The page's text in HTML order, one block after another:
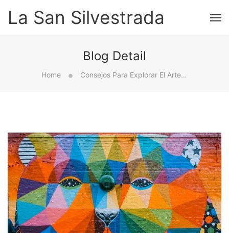
La San Silvestrada
Blog Detail
Home Consejos Para Explorar El Arte Callejero De Zaragoza